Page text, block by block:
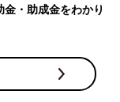
・助成金をわかり